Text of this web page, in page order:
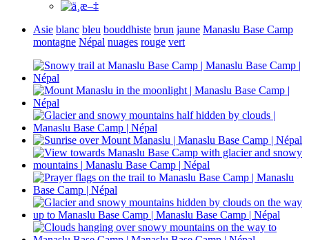
Asie blanc bleu bouddhiste brun jaune Manaslu Base Camp
montagne Népal nuages rouge vert